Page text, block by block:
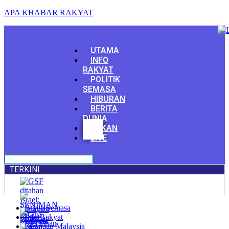
APA KHABAR RAKYAT
Menu
UTAMA
INFO
RAKYAT
POLITIK
SEMASA
HIBURAN
BERITA
DUNIA
SUKAN
LIVE
Facebook
Youtube
TERKINI
Berita Semasa
Info Rakyat
Kerajaan Malaysia